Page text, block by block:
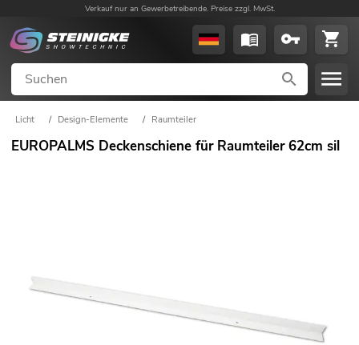
Verkauf nur an Gewerbetreibende. Preise zzgl. MwSt.
Licht / Design-Elemente / Raumteiler
EUROPALMS Deckenschiene für Raumteiler 62cm sil